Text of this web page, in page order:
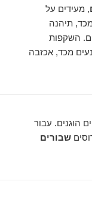
, מעידים על
תיהנה
השקפות
מכד, אכזבה
הוגנים. עבור
שבורים